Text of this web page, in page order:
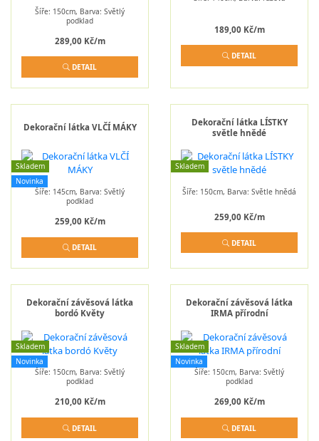
Šíře: 150cm, Barva: Světlý
podklad
289,00 Kč/m
DETAIL
189,00 Kč/m
DETAIL
Dekorační látka VLČÍ MÁKY
Skladem
Novinka
Šíře: 145cm, Barva: Světlý
podklad
259,00 Kč/m
DETAIL
Dekorační látka LÍSTKY
světle hnědé
Skladem
Šíře: 150cm, Barva: Světle hnědá
259,00 Kč/m
DETAIL
Dekorační závěsová látka
bordó Květy
Skladem
Novinka
Šíře: 150cm, Barva: Světlý
podklad
210,00 Kč/m
DETAIL
Dekorační závěsová látka
IRMA přírodní
Skladem
Novinka
Šíře: 150cm, Barva: Světlý
podklad
269,00 Kč/m
DETAIL